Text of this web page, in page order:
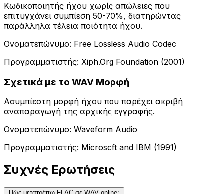
Κωδικοποιητής ήχου χωρίς απώλειες που
επιτυγχάνει συμπίεση 50-70%, διατηρώντας
παράλληλα τέλεια ποιότητα ήχου.
Ονοματεπώνυμο: Free Lossless Audio Codec
Προγραμματιστής: Xiph.Org Foundation (2001)
Σχετικά με το WAV Μορφή
Ασυμπίεστη μορφή ήχου που παρέχει ακριβή
αναπαραγωγή της αρχικής εγγραφής.
Ονοματεπώνυμο: Waveform Audio
Προγραμματιστής: Microsoft and IBM (1991)
Συχνές Ερωτήσεις
Πώς μετατρέπω FLAC σε WAV online;